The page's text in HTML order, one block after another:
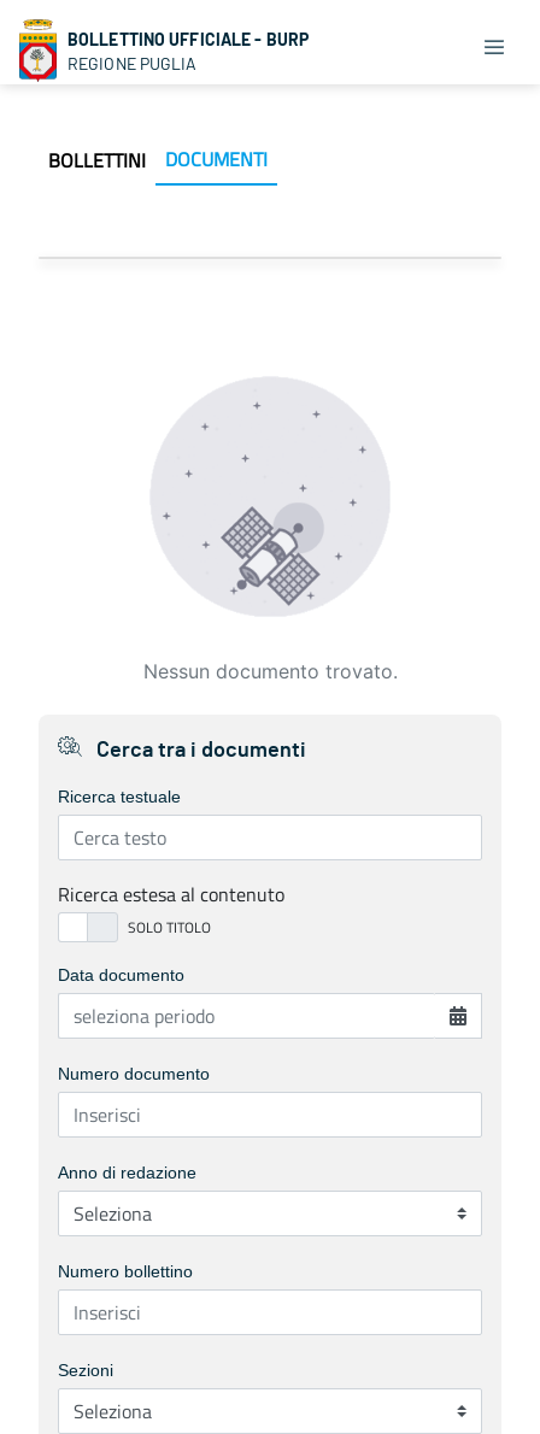
BOLLETTINO UFFICIALE - BURP
REGIONE PUGLIA
BOLLETTINI DOCUMENTI
Nessun documento trovato.
Cerca tra i documenti
Ricerca testuale
Ricerca estesa al contenuto
Data documento
Numero documento
Anno di redazione
Numero bollettino
Sezioni